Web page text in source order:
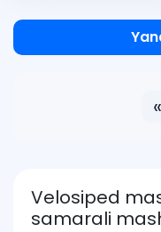
«
Velosiped
samarali